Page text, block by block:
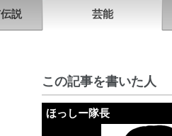
説 芸能
この記事を書いた人
ほっしー隊長